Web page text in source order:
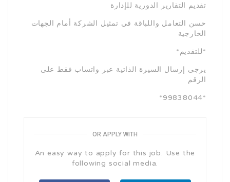
تقديم التقارير الدورية للإدارة
الخارجية
*للتقديم*
يرجى إرسال السيرة الذاتية عبر واتساب فقط على
الرقم
*99838044*
OR APPLY WITH
An easy way to apply for this job. Use the
following social media.